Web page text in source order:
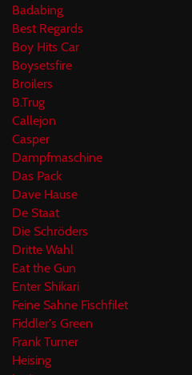
Badabing
Best Regards
Boy Hits Car
Boysetsfire
Broilers
B.Trug
Callejon
Casper
Dampfmaschine
Das Pack
Dave Hause
De Staat
Die Schröders
Dritte Wahl
Eat the Gun
Enter Shikari
Feine Sahne Fischfilet
Fiddler's Green
Frank Turner
Heising